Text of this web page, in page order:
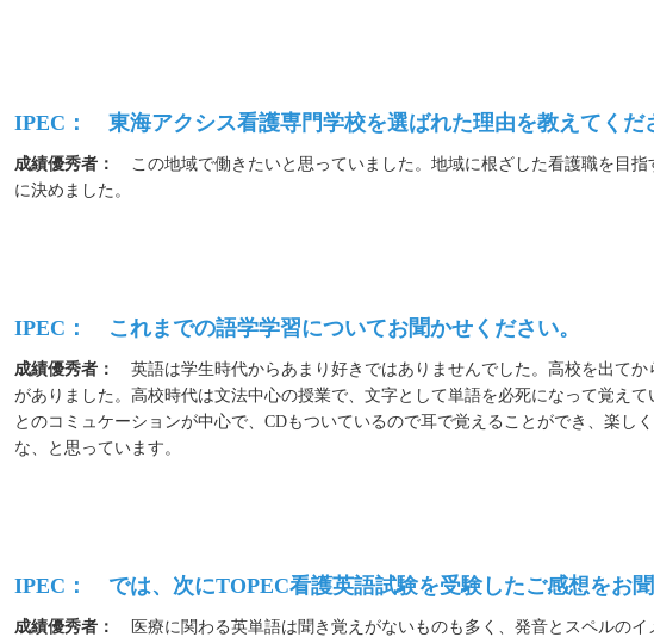
IPEC： 東海アクシス看護専門学校を選ばれた理由を教えてくだ
成績優秀者：
この地域で働きたいと思っていました。地域に根ざした看護職を目
に決めました。
IPEC： これまでの語学学習についてお聞かせください。
成績優秀者：
英語は学生時代からあまり好きではありませんでした。高校を出て
がありました。高校時代は文法中心の授業で、文字として単語を必死になって覚え
とのコミュケーションが中心で、CDもついているので耳で覚えることができ、楽し
な、と思っています。
IPEC： では、次にTOPEC看護英語試験を受験したご感想をお聞
成績優秀者：
医療に関わる英単語は聞き覚えがないものも多く、発音とスペルの